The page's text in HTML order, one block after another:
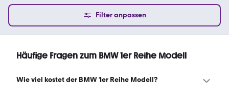
Filter anpassen
Häufige Fragen zum BMW 1er Reihe Modell
Wie viel kostet der BMW 1er Reihe Modell?